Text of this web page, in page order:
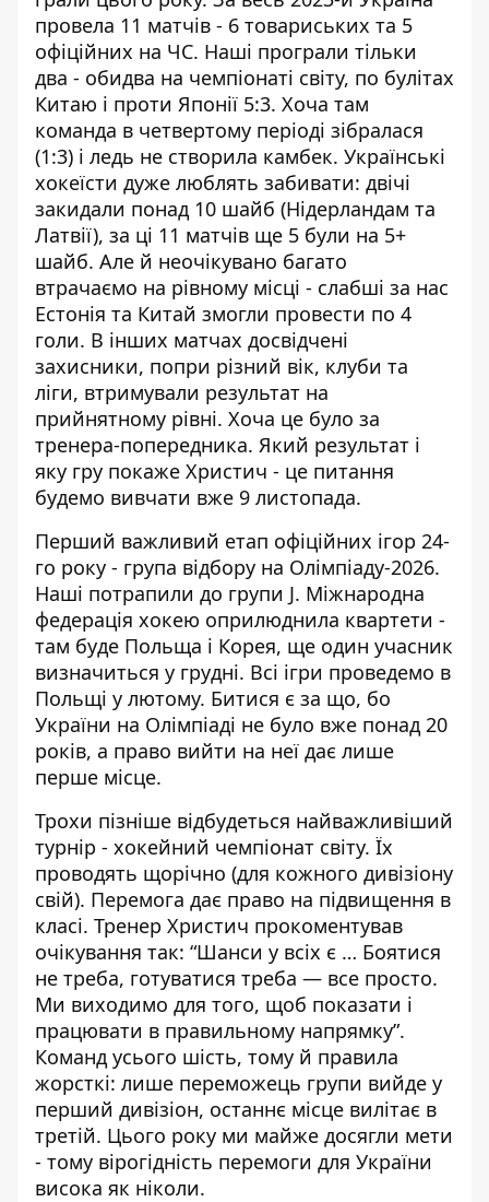
провела 11 матчів - 6 товариських та 5
офіційних на ЧС. Наші програли тільки
два - обидва на чемпіонаті світу, по булітах
Китаю і проти Японії 5:3. Хоча там
команда в четвертому періоді зібралася
(1:3) і ледь не створила камбек. Українські
хокеїсти дуже люблять забивати: двічі
закидали понад 10 шайб (Нідерландам та
Латвії), за ці 11 матчів ще 5 були на 5+
шайб. Але й неочікувано багато
втрачаємо на рівному місці - слабші за нас
Естонія та Китай змогли провести по 4
голи. В інших матчах досвідчені
захисники, попри різний вік, клуби та
ліги, втримували результат на
прийнятному рівні. Хоча це було за
тренера-попередника. Який результат і
яку гру покаже Христич - це питання
будемо вивчати вже 9 листопада.
Перший важливий етап офіційних ігор 24-
го року - група відбору на Олімпіаду-2026.
Наші потрапили до групи J. Міжнародна
федерація хокею оприлюднила квартети -
там буде Польща і Корея, ще один учасник
визначиться у грудні. Всі ігри проведемо в
Польщі у лютому. Битися є за що, бо
України на Олімпіаді не було вже понад 20
років, а право вийти на неї дає лише
перше місце.
Трохи пізніше відбудеться найважливіший
турнір - хокейний чемпіонат світу. Їх
проводять щорічно (для кожного дивізіону
свій). Перемога дає право на підвищення в
класі. Тренер Христич прокоментував
очікування так: “Шанси у всіх є … Боятися
не треба, готуватися треба — все просто.
Ми виходимо для того, щоб показати і
працювати в правильному напрямку”.
Команд усього шість, тому й правила
жорсткі: лише переможець групи вийде у
перший дивізіон, останнє місце вилітає в
третій. Цього року ми майже досягли мети
- тому вірогідність перемоги для України
висока як ніколи.